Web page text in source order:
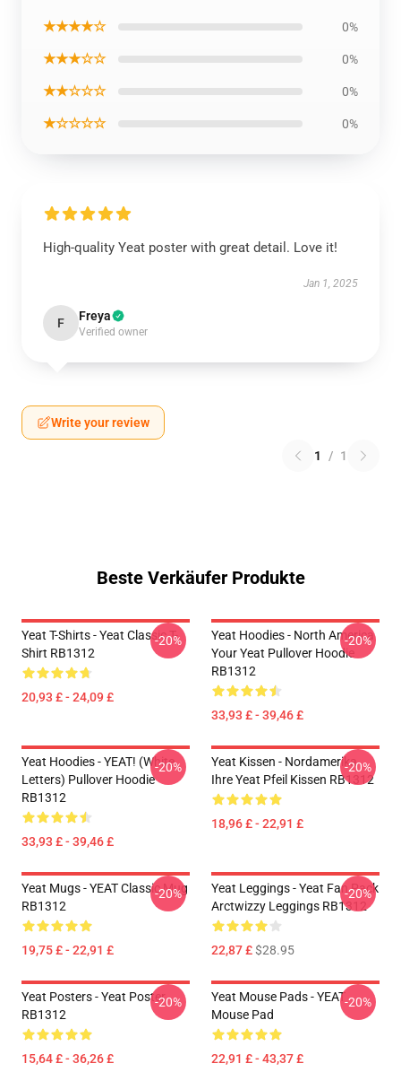
★★★★☆ 0%
★★★☆☆ 0%
★★☆☆☆ 0%
★☆☆☆☆ 0%
High-quality Yeat poster with great detail. Love it!
Jan 1, 2025
F Freya
Verified owner
Write your review
1 / 1
Beste Verkäufer Produkte
Yeat T-Shirts - Yeat Classic T-
Shirt RB1312
20,93 £ - 24,09 £
-20%
Yeat Hoodies - North America
Your Yeat Pullover Hoodie
RB1312
33,93 £ - 39,46 £
-20%
Yeat Hoodies - YEAT! (white
Letters) Pullover Hoodie
RB1312
33,93 £ - 39,46 £
-20%
Yeat Kissen - Nordamerika
Ihre Yeat Pfeil Kissen RB1312
18,96 £ - 22,91 £
-20%
Yeat Mugs - YEAT Classic Mug
RB1312
19,75 £ - 22,91 £
-20%
Yeat Leggings - Yeat Fan Pack
Arctwizzy Leggings RB1312
22,87 £$28.95
-20%
Yeat Posters - Yeat Poster
RB1312
15,64 £ - 36,26 £
-20%
Yeat Mouse Pads - YEAT
Mouse Pad
22,91 £ - 43,37 £
-20%